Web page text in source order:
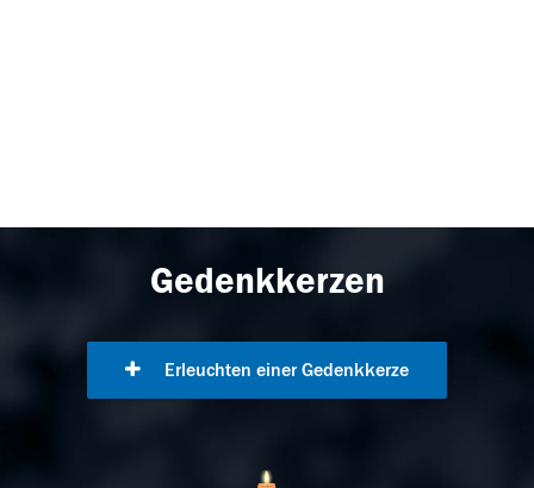
Gedenkkerzen
Erleuchten einer Gedenkkerze